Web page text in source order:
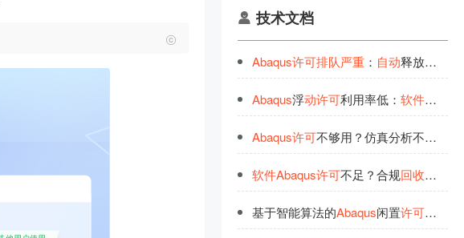
技术文档
Abaqus许可排队严重： 自动释放，让仿真算例跑起来
Abaqus浮动许可利用率低： 软件许
Abaqus许可不够用？仿真分析不再
软件Abaqus许可不足？合规回收，内部
基于智能算法的Abaqus闲置许可证